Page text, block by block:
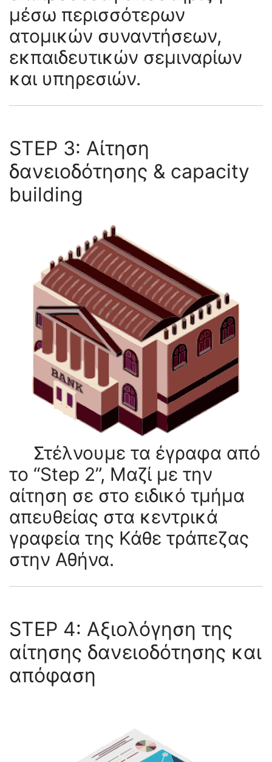
μέσω περισσότερων
ατομικών συναντήσεων,
εκπαιδευτικών σεμιναρίων
και υπηρεσιών.
STEP 3: Αίτηση
δανειοδότησης & capacity
building
Στέλνουμε τα έγραφα από
το “Step 2”, Μαζί με την
αίτηση σε στο ειδικό τμήμα
απευθείας στα κεντρικά
γραφεία της Κάθε τράπεζας
στην Αθήνα.
STEP 4: Αξιολόγηση της
αίτησης δανειοδότησης και
απόφαση